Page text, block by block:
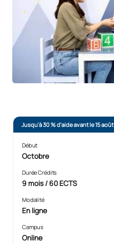
Jusqu'à 30 % d'aide avant le 15 août
Début
Octobre
Durée Crédits
9 mois / 60 ECTS
Modalité
En ligne
Campus
Online